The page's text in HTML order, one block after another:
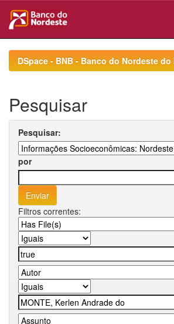
navigationDSpace - BNB - Banco do Nordeste do
Pesquisar
Pesquisar:
por
Filtros correntes: